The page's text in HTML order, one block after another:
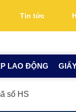
Tin tức
LAO ĐỘNG
số HS